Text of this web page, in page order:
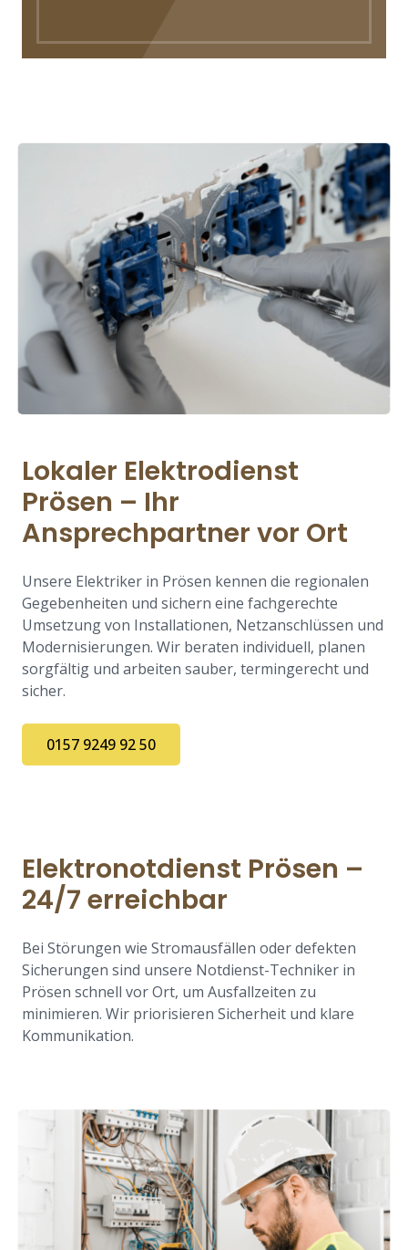
Lokaler Elektrodienst
Prösen – Ihr
Ansprechpartner vor Ort
Unsere Elektriker in Prösen kennen die regionalen
Gegebenheiten und sichern eine fachgerechte
Umsetzung von Installationen, Netzanschlüssen und
Modernisierungen. Wir beraten individuell, planen
sorgfältig und arbeiten sauber, termingerecht und
sicher.
0157 9249 92 50
Elektronotdienst Prösen –
24/7 erreichbar
Bei Störungen wie Stromausfällen oder defekten
Sicherungen sind unsere Notdienst-Techniker in
Prösen schnell vor Ort, um Ausfallzeiten zu
minimieren. Wir priorisieren Sicherheit und klare
Kommunikation.